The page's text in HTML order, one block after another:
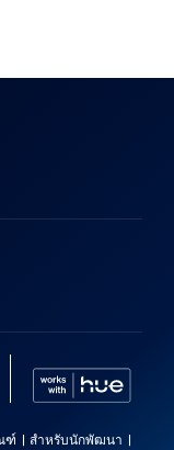
ฑ์ สำหรับนักพัฒนา